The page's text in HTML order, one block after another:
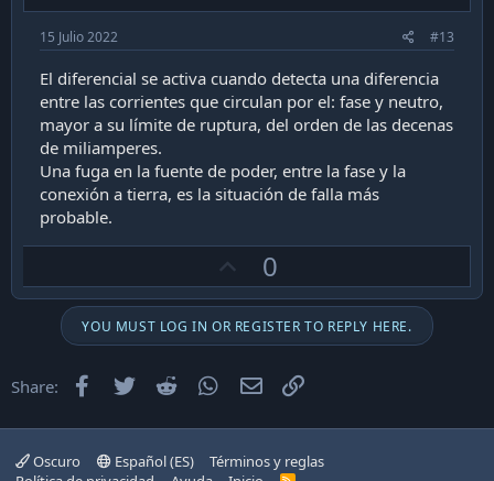
15 Julio 2022 #13
El diferencial se activa cuando detecta una diferencia
entre las corrientes que circulan por el: fase y neutro,
mayor a su límite de ruptura, del orden de las decenas
de miliamperes.
Una fuga en la fuente de poder, entre la fase y la
conexión a tierra, es la situación de falla más
probable.
p
v
o
t
e
0
YOU MUST LOG IN OR REGISTER TO REPLY HERE.
Share: Facebook
Twitter Reddit WhatsApp
Email
Oscuro Español (ES)
Términos y reglas